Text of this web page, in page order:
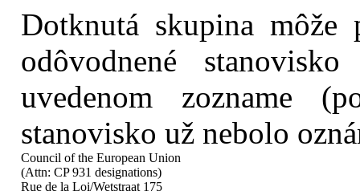
Dotknutá skupina
odôvodnené
uvedenom zozname
stanovisko už nebolo
Council of the European Union
(Attn: CP 931 designations)
Rue de la Loi/Wetstraat 175